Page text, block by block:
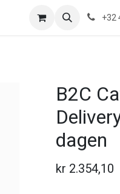
Praktische Informatie
+32
B2C
dagen
kr 2.354,10